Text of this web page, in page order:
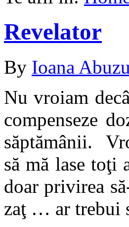
Revelator
By Ioana
Nu vroiam
compenseze
săptămânii.
să mă lase toţi
doar privirea
zaţ … ar trebui